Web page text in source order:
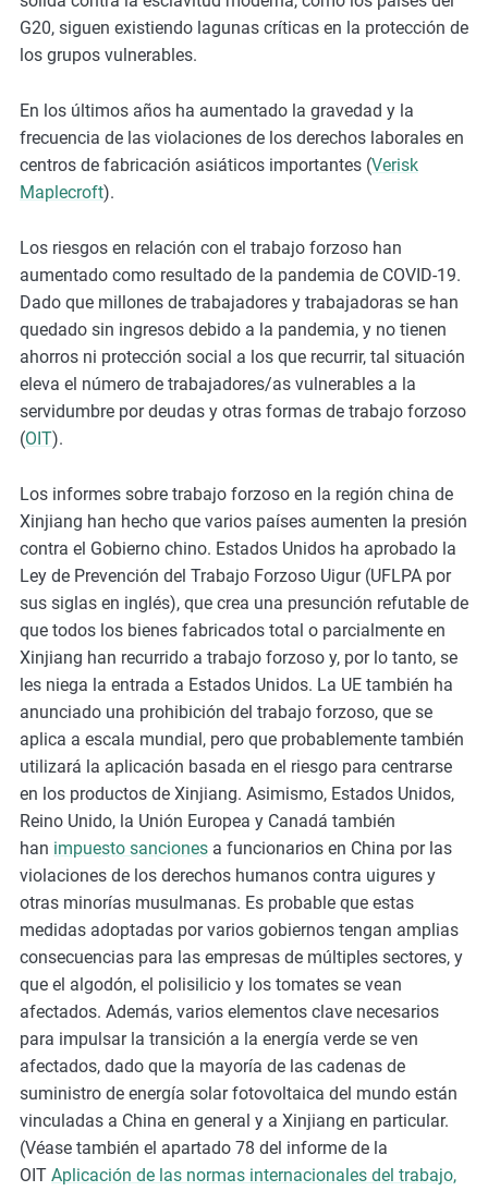
G20, siguen existiendo lagunas críticas en la protección de
los grupos vulnerables.
En los últimos años ha aumentado la gravedad y la
frecuencia de las violaciones de los derechos laborales en
centros de fabricación asiáticos importantes (Verisk
Maplecroft).
Los riesgos en relación con el trabajo forzoso han
aumentado como resultado de la pandemia de COVID-19.
Dado que millones de trabajadores y trabajadoras se han
quedado sin ingresos debido a la pandemia, y no tienen
ahorros ni protección social a los que recurrir, tal situación
eleva el número de trabajadores/as vulnerables a la
servidumbre por deudas y otras formas de trabajo forzoso
(OIT).
Los informes sobre trabajo forzoso en la región china de
Xinjiang han hecho que varios países aumenten la presión
contra el Gobierno chino. Estados Unidos ha aprobado la
Ley de Prevención del Trabajo Forzoso Uigur (UFLPA por
sus siglas en inglés), que crea una presunción refutable de
que todos los bienes fabricados total o parcialmente en
Xinjiang han recurrido a trabajo forzoso y, por lo tanto, se
les niega la entrada a Estados Unidos. La UE también ha
anunciado una prohibición del trabajo forzoso, que se
aplica a escala mundial, pero que probablemente también
utilizará la aplicación basada en el riesgo para centrarse
en los productos de Xinjiang. Asimismo, Estados Unidos,
Reino Unido, la Unión Europea y Canadá también
han impuesto sancionesa funcionarios en China por las
violaciones de los derechos humanos contra uigures y
otras minorías musulmanas. Es probable que estas
medidas adoptadas por varios gobiernos tengan amplias
consecuencias para las empresas de múltiples sectores, y
que el algodón, el polisilicio y los tomates se vean
afectados. Además, varios elementos clave necesarios
para impulsar la transición a la energía verde se ven
afectados, dado que la mayoría de las cadenas de
suministro de energía solar fotovoltaica del mundo están
vinculadas a China en general y a Xinjiang en particular.
(Véase también el apartado 78 del informe de la
OIT Aplicación de las normas internacionales del trabajo,